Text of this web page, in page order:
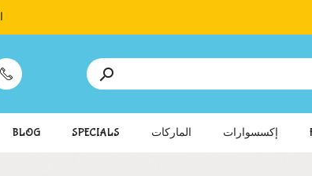

إكسسوارات الماركات SPECIALS
BLOG